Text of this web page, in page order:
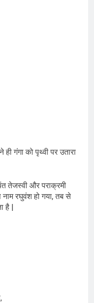
गंगा को पृथ्वी पर उतारा
तेजस्वी और पराक्रमी
रघुवंश हो गया, तब से
है |